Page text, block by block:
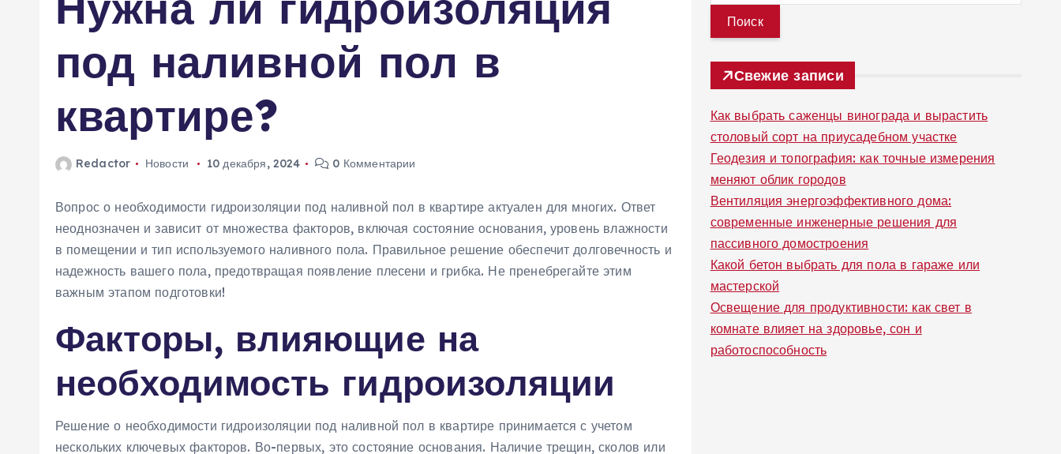
под наливной пол в
квартире?
Redactor Новости 10 декабря, 2024 0 Комментарии
Вопрос о необходимости гидроизоляции под наливной пол в квартире актуален для многих. Ответ
неоднозначен и зависит от множества факторов, включая состояние основания, уровень влажности
в помещении и тип используемого наливного пола. Правильное решение обеспечит долговечность и
надежность вашего пола, предотвращая появление плесени и грибка. Не пренебрегайте этим
важным этапом подготовки!
Факторы, влияющие на
необходимость гидроизоляции
Решение о необходимости гидроизоляции под наливной пол в квартире принимается с учетом
нескольких ключевых факторов. Во-первых, это состояние основания. Наличие трещин, сколов или
т
и
Свежие записи
Как выбрать саженцы винограда и вырастить
столовый сорт на приусадебном участке
Геодезия и топография: как точные измерения
меняют облик городов
Вентиляция энергоэффективного дома:
современные инженерные решения для
пассивного домостроения
Какой бетон выбрать для пола в гараже или
мастерской
Освещение для продуктивности: как свет в
комнате влияет на здоровье, сон и
работоспособность